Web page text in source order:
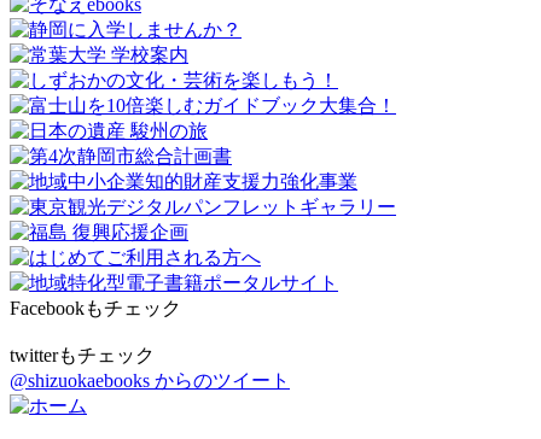
Facebookもチェック
twitterもチェック
@shizuokaebooks からのツイート